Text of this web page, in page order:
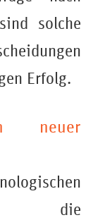
solche
Erfolg.
neuer
die